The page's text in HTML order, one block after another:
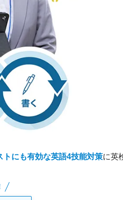
トにも有効な英語4技能対策に英